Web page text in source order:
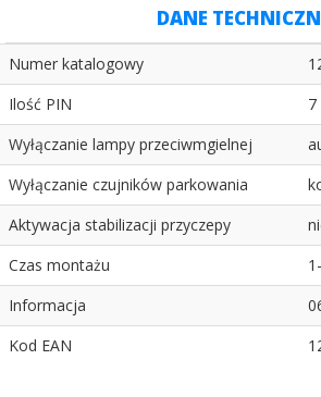
DANE
Numer katalogowy
Ilość PIN
7
Wyłączanie lampy przeciwmgielnej
Wyłączanie czujników parkowania
Aktywacja stabilizacji przyczepy
Czas montażu
Informacja
Kod EAN